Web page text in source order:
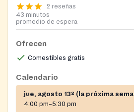
2 reseñas
43 minutos
promedio de espera
Ofrecen
Comestibles gratis
Calendario
jue, agosto 13º (la próxima
4:00 pm–5:30 pm